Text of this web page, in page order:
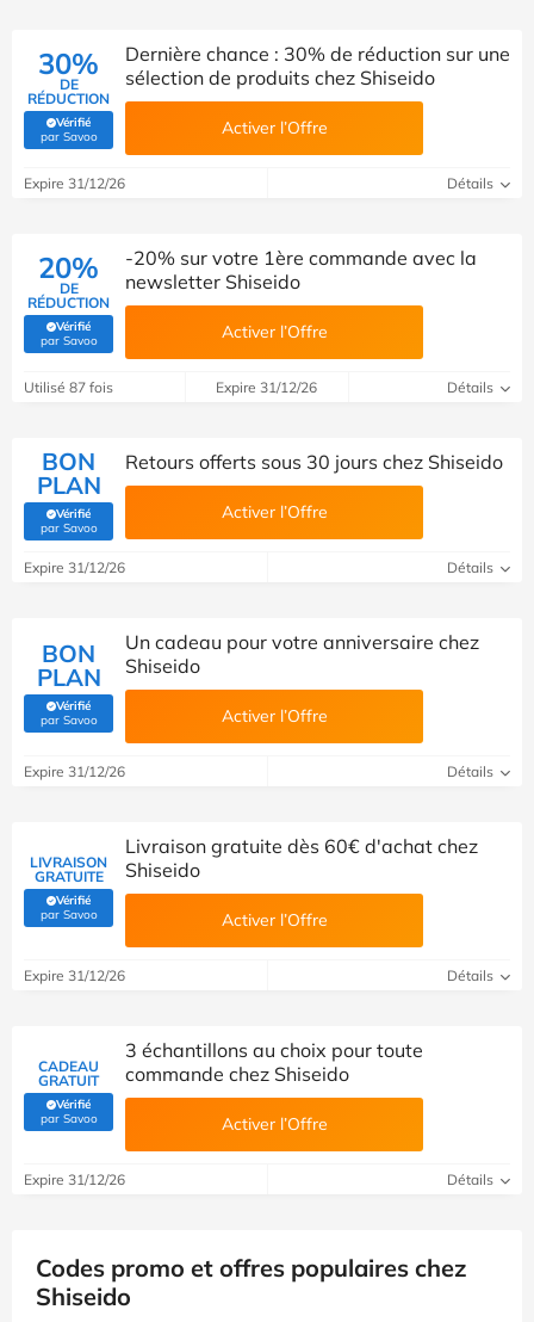
30%
DE
RÉDUCTION
Vérifié
par Savoo(Vérifié par Savoo)
Dernière chance : 30% de réduction sur une
sélection de produits chez Shiseido
Activer l’Offre
Expire 31/12/26 Détails
20%
DE
RÉDUCTION
Vérifié
par Savoo(Vérifié par Savoo)
-20% sur votre 1ère commande avec la
newsletter Shiseido
Activer l’Offre
Utilisé 87 fois Expire 31/12/26 Détails
BON
PLAN
Vérifié
par Savoo(Vérifié par Savoo)
Retours offerts sous 30 jours chez Shiseido
Activer l’Offre
Expire 31/12/26 Détails
BON
PLAN
Vérifié
par Savoo(Vérifié par Savoo)
Un cadeau pour votre anniversaire chez
Shiseido
Activer l’Offre
Expire 31/12/26 Détails
LIVRAISON
GRATUITE
Vérifié
par Savoo(Vérifié par Savoo)
Livraison gratuite dès 60€ d'achat chez
Shiseido
Activer l’Offre
Expire 31/12/26 Détails
CADEAU
GRATUIT
Vérifié
par Savoo(Vérifié par Savoo)
3 échantillons au choix pour toute
commande chez Shiseido
Activer l’Offre
Expire 31/12/26 Détails
Codes promo et offres populaires chez
Shiseido